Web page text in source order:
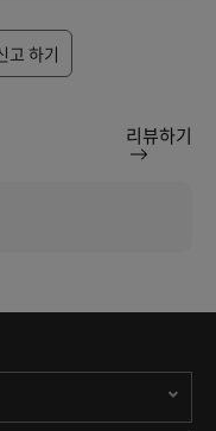
고 하기
리뷰하기